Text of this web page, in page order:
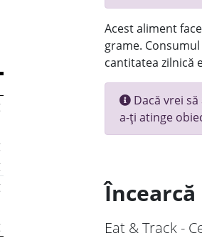
Acest aliment
grame.
cantitatea zilnică
Dacă vrei
a-ți atinge
Eat & Track -